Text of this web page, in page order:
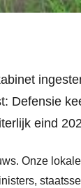
Defensie
eind
Onze